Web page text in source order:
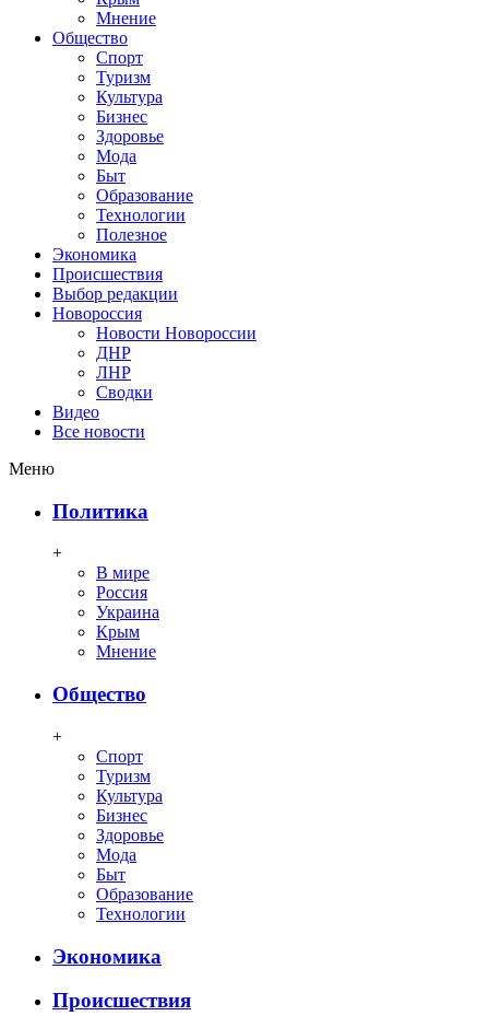
Мнение
Общество
Спорт
Туризм
Культура
Бизнес
Здоровье
Мода
Быт
Образование
Технологии
Полезное
Экономика
Происшествия
Выбор редакции
Новороссия
Новости Новороссии
ДНР
ЛНР
Сводки
Видео
Все новости
Меню
Политика
+
В мире
Россия
Украина
Крым
Мнение
Общество
+
Спорт
Туризм
Культура
Бизнес
Здоровье
Мода
Быт
Образование
Технологии
Экономика
Происшествия